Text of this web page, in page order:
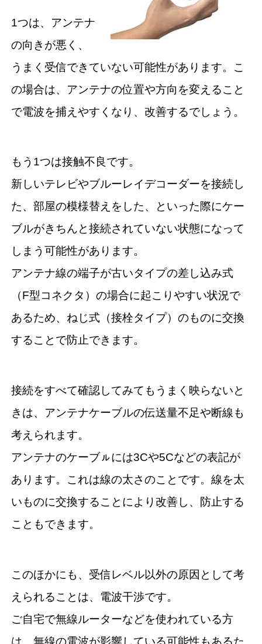
1つは、アンテナ
の向きが悪く、
うまく受信できていない可能性があります。こ
の場合は、アンテナの位置や方向を変えること
で電波を捕えやすくなり、改善するでしょう。
もう1つは接触不良です。
新しいテレビやブルーレイデコーダーを接続し
た、部屋の模様替えをした、といった際にケー
ブルがきちんと接続されていない状態になって
しまう可能性があります。
アンテナ線の端子が古いタイプの差し込み式
（F型コネクタ）の場合に起こりやすい状況で
あるため、ねじ式（接栓タイプ）のものに交換
することで防止できます。
接続をすべて確認してみてもうまく映らないと
きは、アンテナケーブルの伝送量不足や断線も
考えられます。
アンテナのケーブㇽには3Cや5Cなどの表記が
あります。これは線の太さのことです。線を太
いものに交換することにより改善し、防止する
こともできます。
このほかにも、受信レベル以外の原因として考
えられることは、電波干渉です。
ご自宅で無線ルーターなどを使われている方
は、無線の電波が影響している可能性もあるた